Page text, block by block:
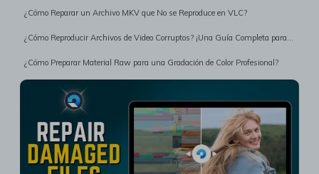
¿Cómo Reparar un Archivo MKV que No se Reproduce en VLC?
¿Cómo Reproducir Archivos de Video Corruptos? ¡Una Guía Completa para Ti!
¿Cómo Preparar Material Raw para una Gradación de Color Profesional?